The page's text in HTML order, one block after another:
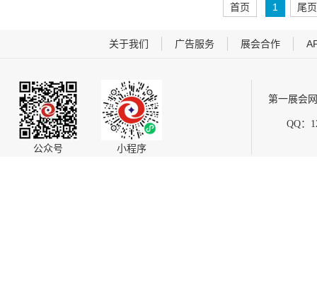
首页 1 尾页
关于我们 广告服务 展会合作
公众号 小程序
第一展会
QQ：